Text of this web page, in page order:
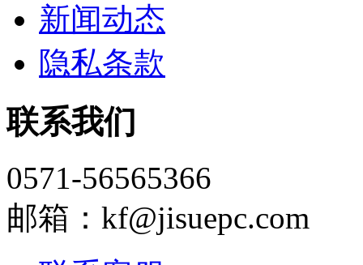
新闻动态
隐私条款
联系我们
0571-56565366
邮箱：kf@jisuepc.com